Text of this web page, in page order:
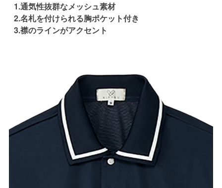
1.通気性抜群なメッシュ素材
2.名札を付けられる胸ポケット付き
3.襟のラインがアクセント